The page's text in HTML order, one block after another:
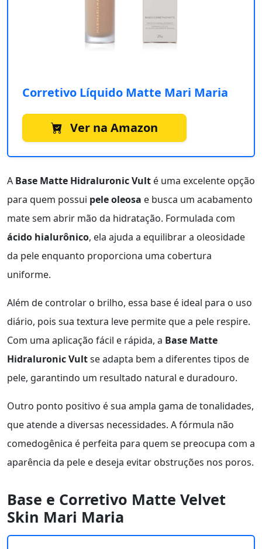
Corretivo Líquido Matte Mari Maria
Ver na Amazon
A Base Matte Hidraluronic Vult é uma excelente opção
para quem possui pele oleosa e busca um acabamento
mate sem abrir mão da hidratação. Formulada com
ácido hialurônico, ela ajuda a equilibrar a oleosidade
da pele enquanto proporciona uma cobertura
uniforme.
Além de controlar o brilho, essa base é ideal para o uso
diário, pois sua textura leve permite que a pele respire.
Com uma aplicação fácil e rápida, a Base Matte
Hidraluronic Vultse adapta bem a diferentes tipos de
pele, garantindo um resultado natural e duradouro.
Outro ponto positivo é sua ampla gama de tonalidades,
que atende a diversas necessidades. A fórmula não
comedogênica é perfeita para quem se preocupa com a
aparência da pele e deseja evitar obstruções nos poros.
Base e Corretivo Matte Velvet
Skin Mari Maria